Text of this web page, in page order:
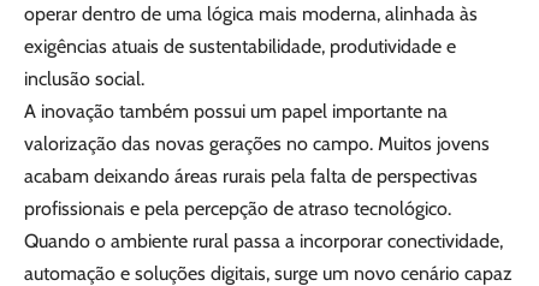
operar dentro de uma lógica mais moderna, alinhada às
exigências atuais de sustentabilidade, produtividade e
inclusão social.
A inovação também possui um papel importante na
valorização das novas gerações no campo. Muitos jovens
acabam deixando áreas rurais pela falta de perspectivas
profissionais e pela percepção de atraso tecnológico.
Quando o ambiente rural passa a incorporar conectividade,
automação e soluções digitais, surge um novo cenário capaz